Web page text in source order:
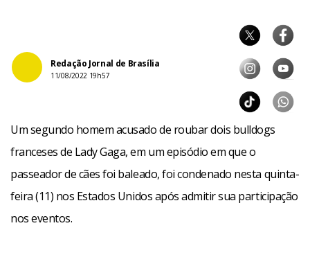
Redação Jornal de Brasília
11/08/2022 19h57
Um segundo homem acusado de roubar dois bulldogs
franceses de Lady Gaga, em um episódio em que o
passeador de cães foi baleado, foi condenado nesta quinta-
feira (11) nos Estados Unidos após admitir sua participação
nos eventos.